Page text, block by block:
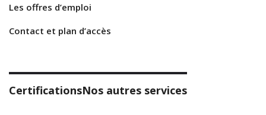
Les offres d’emploi
Contact et plan d’accès
CertificationsNos autres services